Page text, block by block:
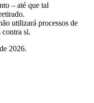
– até que tal
utilizará processos de
contra si.
2026.